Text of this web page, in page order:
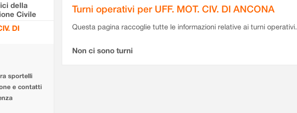
della
Civile
DI
sportelli
e contatti
Turni operativi per UFF. MOT. CIV. DI ANCONA
Questa pagina raccoglie tutte le informazioni relative ai turni operativi.
Non ci sono turni